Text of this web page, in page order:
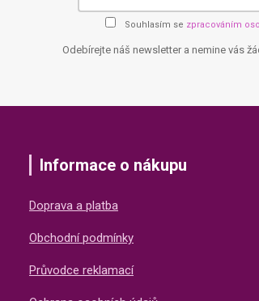
Souhlasím se zpracováním
Odebírejte náš newsletter a nemine vás
Informace o nákupu
Doprava a platba
Obchodní podmínky
Průvodce reklamací